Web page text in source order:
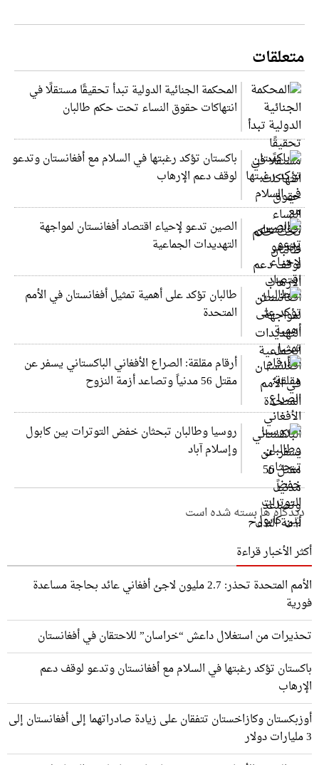
متعلقات
المحكمة الجنائية الدولية تبدأ تحقيقًا مستقلًا في
انتهاكات حقوق النساء تحت حكم طالبان
باكستان تؤكد رغبتها في السلام مع أفغانستان وتدعو
لوقف دعم الإرهاب
الصين تدعو لإحياء اقتصاد أفغانستان لمواجهة
التهديدات الجماعية
طالبان تؤكد على أهمية تمثيل أفغانستان في الأمم
المتحدة
أرقام مقلقة: الصراع الأفغاني الباكستاني يسفر عن
مقتل 56 مدنياً وتصاعد أزمة النزوح
روسيا وطالبان تبحثان خفض التوترات بين كابول
وإسلام آباد
دیدگاه ها بسته شده است
أكثر الأخبار قراءة
الأمم المتحدة تحذر: 2.7 مليون لاجئ أفغاني عائد بحاجة مساعدة
فورية
تحذيرات من استغلال داعش “خراسان” للاحتقان في أفغانستان
باكستان تؤكد رغبتها في السلام مع أفغانستان وتدعو لوقف دعم
الإرهاب
أوزبكستان وكازاخستان تتفقان على زيادة صادراتهما إلى أفغانستان إلى
3 مليارات دولار